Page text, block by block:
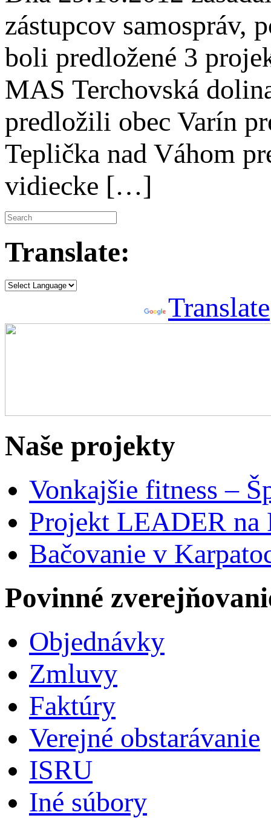
zástupcov samospráv,
boli predložené 3
MAS Terchovská
predložili obec Varín
Teplička nad Váhom
vidiecke […]
Translate:
Translate
Naše projekty
Vonkajšie fitness –
Projekt LEADER na
Bačovanie v
Povinné
Objednávky
Zmluvy
Faktúry
Verejné obstarávanie
ISRU
Iné súbory